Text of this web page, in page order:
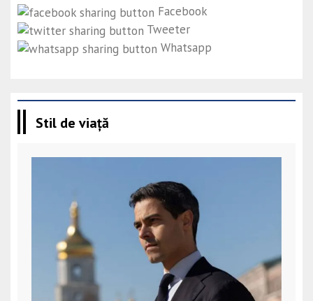
Facebook
Tweeter
Whatsapp
Stil de viață